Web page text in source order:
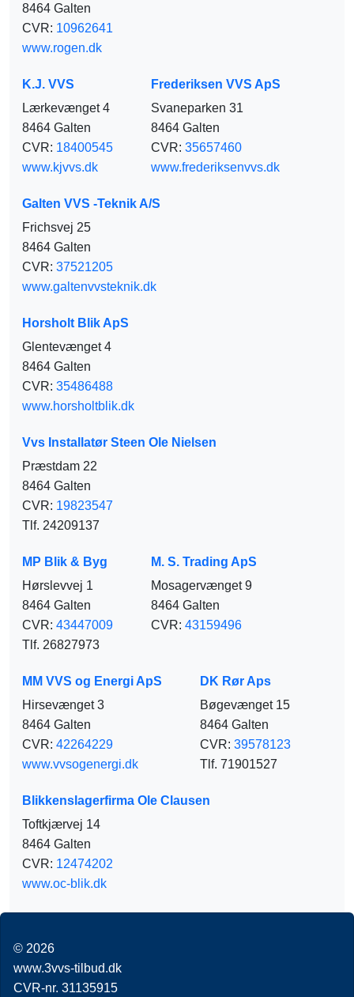
8464 Galten
CVR: 10962641
www.rogen.dk
K.J. VVS
Lærkevænget 4
8464 Galten
CVR: 18400545
www.kjvvs.dk
Frederiksen VVS ApS
Svaneparken 31
8464 Galten
CVR: 35657460
www.frederiksenvvs.dk
Galten VVS -Teknik A/S
Frichsvej 25
8464 Galten
CVR: 37521205
www.galtenvvsteknik.dk
Horsholt Blik ApS
Glentevænget 4
8464 Galten
CVR: 35486488
www.horsholtblik.dk
Vvs Installatør Steen Ole Nielsen
Præstdam 22
8464 Galten
CVR: 19823547
Tlf. 24209137
MP Blik & Byg
Hørslevvej 1
8464 Galten
CVR: 43447009
Tlf. 26827973
M. S. Trading ApS
Mosagervænget 9
8464 Galten
CVR: 43159496
MM VVS og Energi ApS
Hirsevænget 3
8464 Galten
CVR: 42264229
www.vvsogenergi.dk
DK Rør Aps
Bøgevænget 15
8464 Galten
CVR: 39578123
Tlf. 71901527
Blikkenslagerfirma Ole Clausen
Toftkjærvej 14
8464 Galten
CVR: 12474202
www.oc-blik.dk
© 2026
www.3vvs-tilbud.dk
CVR-nr. 31135915